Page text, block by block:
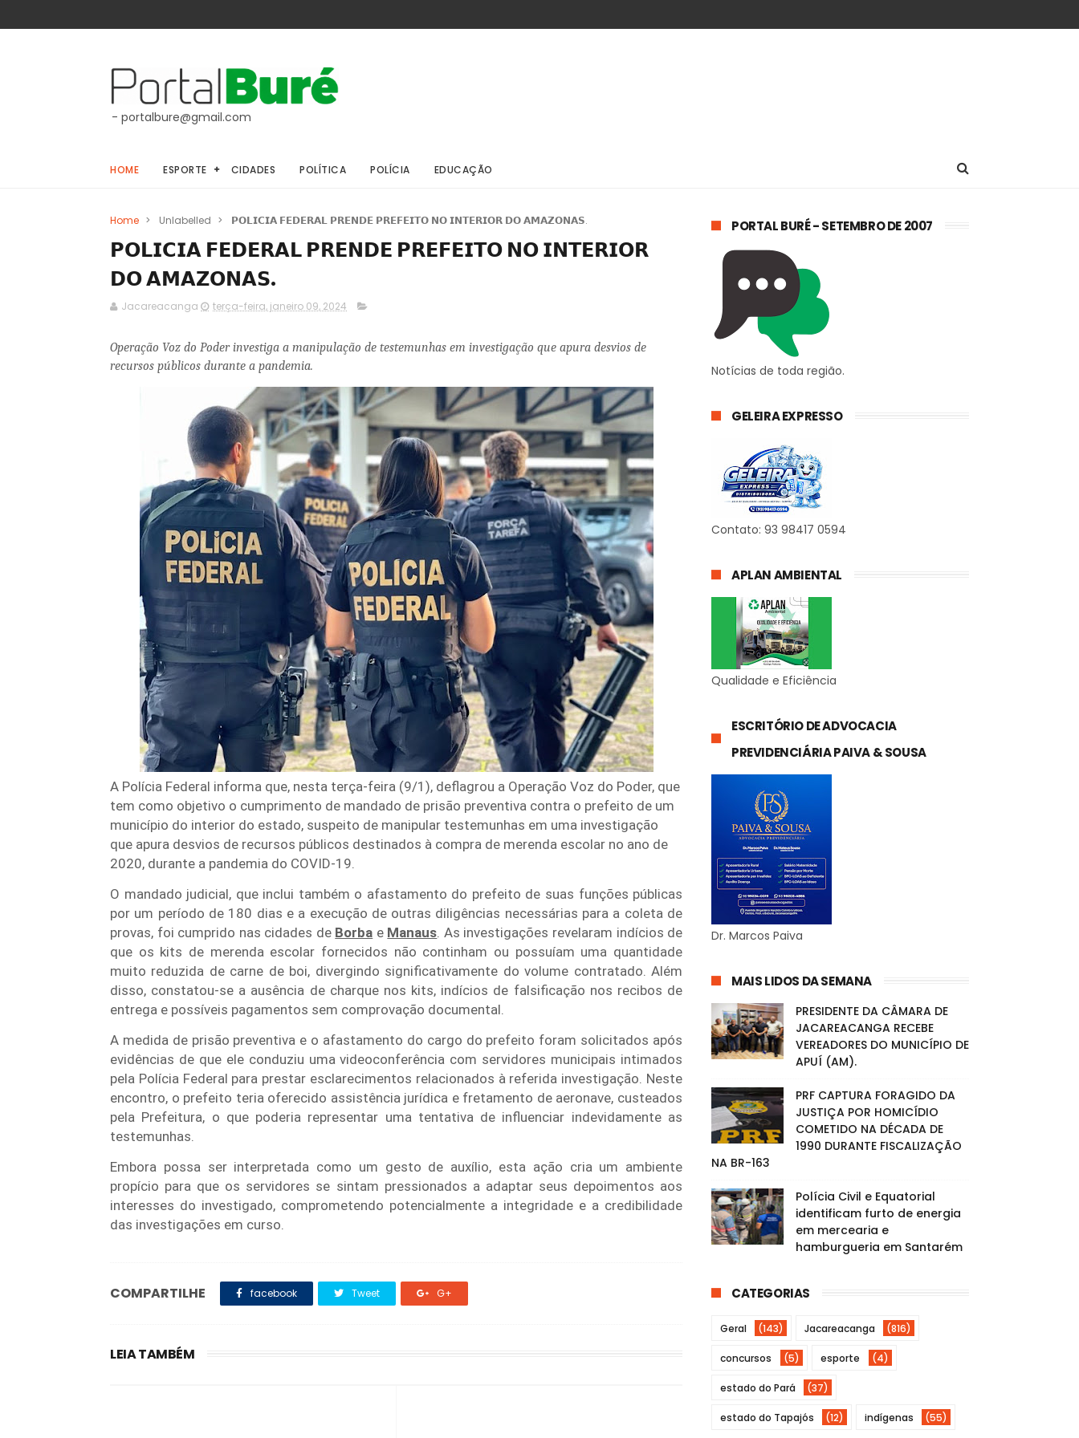
- portalbure@gmail.com
HOME ESPORTE CIDADES POLÍTICA POLÍCIA EDUCAÇÃO
Home > Unlabelled > 𝗣𝗢𝗟𝗜𝗖𝗜𝗔 𝗙𝗘𝗗𝗘𝗥𝗔𝗟 𝗣𝗥𝗘𝗡𝗗𝗘 𝗣𝗥𝗘𝗙𝗘𝗜𝗧𝗢 𝗡𝗢 𝗜𝗡𝗧𝗘𝗥𝗜𝗢𝗥 𝗗𝗢 𝗔𝗠𝗔𝗭𝗢𝗡𝗔𝗦.
𝗣𝗢𝗟𝗜𝗖𝗜𝗔 𝗙𝗘𝗗𝗘𝗥𝗔𝗟 𝗣𝗥𝗘𝗡𝗗𝗘 𝗣𝗥𝗘𝗙𝗘𝗜𝗧𝗢 𝗡𝗢 𝗜𝗡𝗧𝗘𝗥𝗜𝗢𝗥
𝗗𝗢 𝗔𝗠𝗔𝗭𝗢𝗡𝗔𝗦.
Jacareacanga terça-feira, janeiro 09, 2024
Operação Voz do Poder investiga a manipulação de testemunhas em investigação que apura desvios de
recursos públicos durante a pandemia.
A Polícia Federal informa que, nesta terça-feira (9/1), deflagrou a Operação Voz do Poder, que
tem como objetivo o cumprimento de mandado de prisão preventiva contra o prefeito de um
município do interior do estado, suspeito de manipular testemunhas em uma investigação
que apura desvios de recursos públicos destinados à compra de merenda escolar no ano de
2020, durante a pandemia do COVID-19.
O mandado judicial, que inclui também o afastamento do prefeito de suas funções públicas
por um período de 180 dias e a execução de outras diligências necessárias para a coleta de
provas, foi cumprido nas cidades de Borba e Manaus. As investigações revelaram indícios de
que os kits de merenda escolar fornecidos não continham ou possuíam uma quantidade
muito reduzida de carne de boi, divergindo significativamente do volume contratado. Além
disso, constatou-se a ausência de charque nos kits, indícios de falsificação nos recibos de
entrega e possíveis pagamentos sem comprovação documental.
A medida de prisão preventiva e o afastamento do cargo do prefeito foram solicitados após
evidências de que ele conduziu uma videoconferência com servidores municipais intimados
pela Polícia Federal para prestar esclarecimentos relacionados à referida investigação. Neste
encontro, o prefeito teria oferecido assistência jurídica e fretamento de aeronave, custeados
pela Prefeitura, o que poderia representar uma tentativa de influenciar indevidamente as
testemunhas.
Embora possa ser interpretada como um gesto de auxílio, esta ação cria um ambiente
propício para que os servidores se sintam pressionados a adaptar seus depoimentos aos
interesses do investigado, comprometendo potencialmente a integridade e a credibilidade
das investigações em curso.
COMPARTILHE facebook Tweet G+
LEIA TAMBÉM
PORTAL BURÉ - SETEMBRO DE 2007
Notícias de toda região.
GELEIRA EXPRESSO
Contato: 93 98417 0594
APLAN AMBIENTAL
Qualidade e Eficiência
ESCRITÓRIO DE ADVOCACIA
PREVIDENCIÁRIA PAIVA & SOUSA
Dr. Marcos Paiva
MAIS LIDOS DA SEMANA
PRESIDENTE DA CÂMARA DE
JACAREACANGA RECEBE
VEREADORES DO MUNICÍPIO DE
APUÍ (AM).
PRF CAPTURA FORAGIDO DA
JUSTIÇA POR HOMICÍDIO
COMETIDO NA DÉCADA DE
1990 DURANTE FISCALIZAÇÃO
NA BR-163
Polícia Civil e Equatorial
identificam furto de energia
em mercearia e
hamburgueria em Santarém
CATEGORIAS
Geral (143) Jacareacanga (816)
concursos (5) esporte (4)
estado do Pará (37)
estado do Tapajós (12) indígenas (55)